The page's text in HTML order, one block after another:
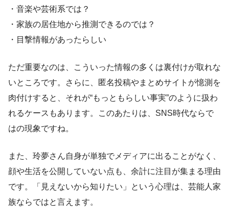
・音楽や芸術系では？
・家族の居住地から推測できるのでは？
・目撃情報があったらしい
ただ重要なのは、こういった情報の多くは裏付けが取れな
いところです。さらに、匿名投稿やまとめサイトが憶測を
肉付けすると、それが“もっともらしい事実”のように扱わ
れるケースもあります。このあたりは、SNS時代ならで
はの現象ですね。
また、玲夢さん自身が単独でメディアに出ることがなく、
顔や生活を公開していない点も、余計に注目が集まる理由
です。「見えないから知りたい」という心理は、芸能人家
族ならではと言えます。